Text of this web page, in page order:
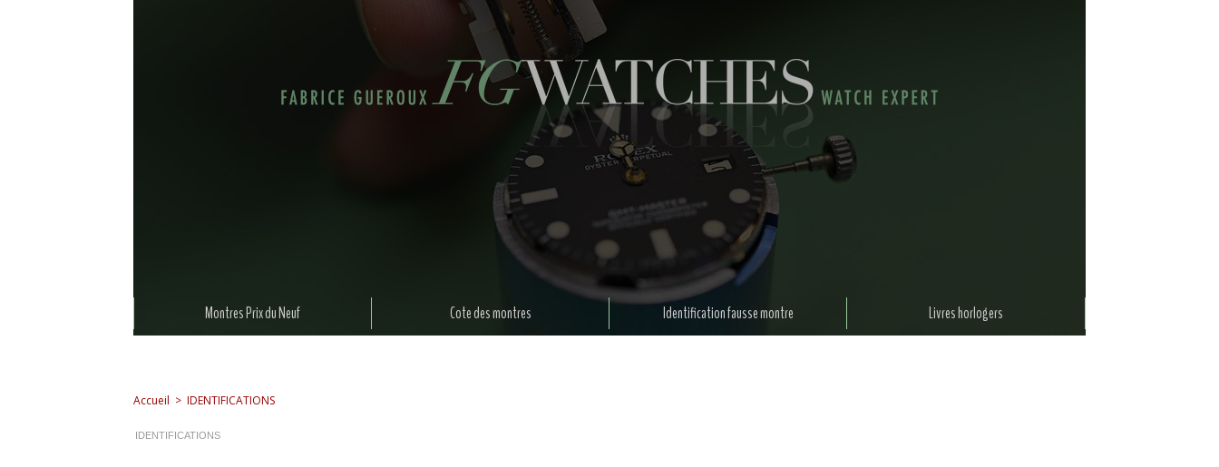
Montres Prix du Neuf Cote des montres Identification fausse montre Livres horlogers
Accueil > IDENTIFICATIONS
IDENTIFICATIONS